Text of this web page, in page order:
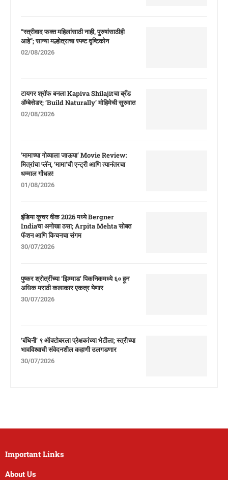
“स्त्रीवाद फक्त महिलांसाठी नाही, पुरुषांसाठीही
आहे”; सान्या मल्होत्राचा स्पष्ट दृष्टिकोन
02/08/2026
टायगर श्रॉफ बनला Kapiva Shilajitचा ब्रँड
ॲम्बेसेडर; ‘Build Naturally’ मोहिमेची सुरुवात
02/08/2026
‘मामाच्या गोव्याला जाऊया’ Movie Review:
मित्रांचा प्लॅन, ‘मामा’ची एन्ट्री आणि त्यानंतरचा
धम्माल गोंधळ!
01/08/2026
इंडिया कूचर वीक 2026 मध्ये Bergner
Indiaचा अनोखा ठसा; Arpita Mehta सोबत
फॅशन आणि किचनचा संगम
30/07/2026
पुष्कर श्रोत्रींच्या ‘झिम्माड’ पिकनिकमध्ये ६० हून
अधिक मराठी कलाकार एकत्र येणार
30/07/2026
‘बंधिनी’ ९ ऑक्टोबरला प्रेक्षकांच्या भेटीला; स्त्रीच्या
भावविश्वाची संवेदनशील कहाणी उलगडणार
30/07/2026
Important Links
About Us